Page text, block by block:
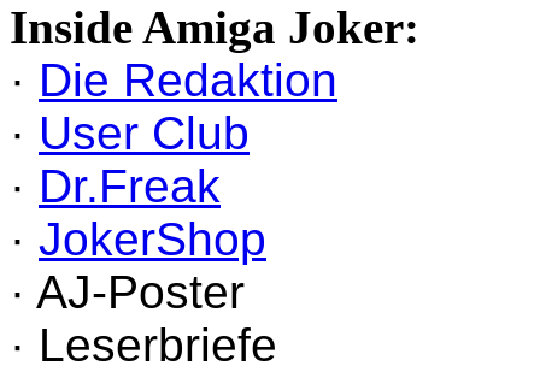
Inside Amiga Joker:
· Die Redaktion
· User Club
· Dr.Freak
· JokerShop
· AJ-Poster
· Leserbriefe